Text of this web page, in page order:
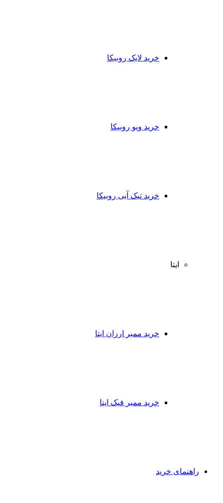
خرید لایک روبیکا
خرید ویو روبیکا
خرید تیک آبی روبیکا
ایتا
خرید ممبر ارزان ایتا
خرید ممبر فیک ایتا
راهنمای خرید